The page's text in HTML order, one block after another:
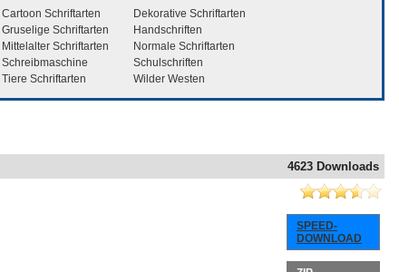
Cartoon Schriftarten
Dekorative Schriftarten
Gruselige Schriftarten
Handschriften
Mittelalter Schriftarten
Normale Schriftarten
Schreibmaschine
Schulschriften
Tiere Schriftarten Wilder Westen
4623 Downloads
SPEED-
DOWNLOAD